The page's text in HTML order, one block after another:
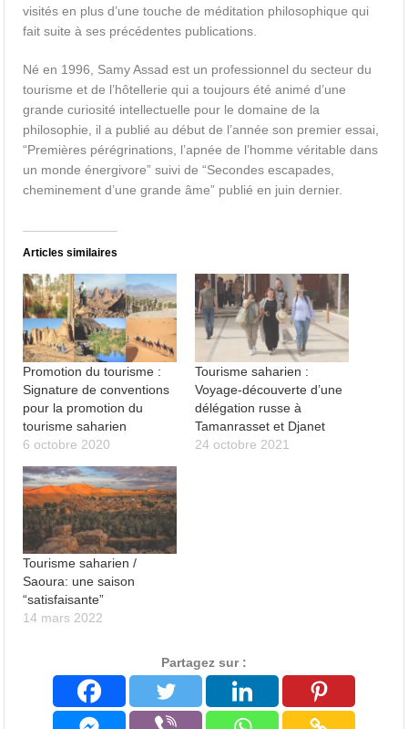
visités en plus d’une touche de méditation philosophique qui
fait suite à ses précédentes publications.
Né en 1996, Samy Assad est un professionnel du secteur du
tourisme et de l’hôtellerie qui a toujours été animé d’une
grande curiosité intellectuelle pour le domaine de la
philosophie, il a publié au début de l’année son premier essai,
“Premières pérégrinations, l’apnée de l’homme véritable dans
un monde énergivore” suivi de “Secondes escapades,
cheminement d’une grande âme” publié en juin dernier.
Articles similaires
Promotion du tourisme :
Signature de conventions
pour la promotion du
tourisme saharien
6 octobre 2020
Tourisme saharien :
Voyage-découverte d’une
délégation russe à
Tamanrasset et Djanet
24 octobre 2021
Tourisme saharien /
Saoura: une saison
“satisfaisante”
14 mars 2022
Partagez sur :